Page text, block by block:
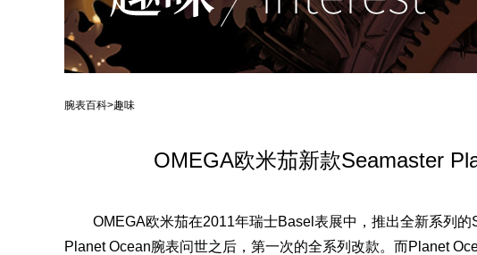
腕表百科>趣味
OMEGA欧米茄新款Seamaster
OMEGA欧米茄在2011年瑞士Basel表展中，推出全新系列
Planet Ocean腕表问世之后，第一次的全系列改款。而Planet